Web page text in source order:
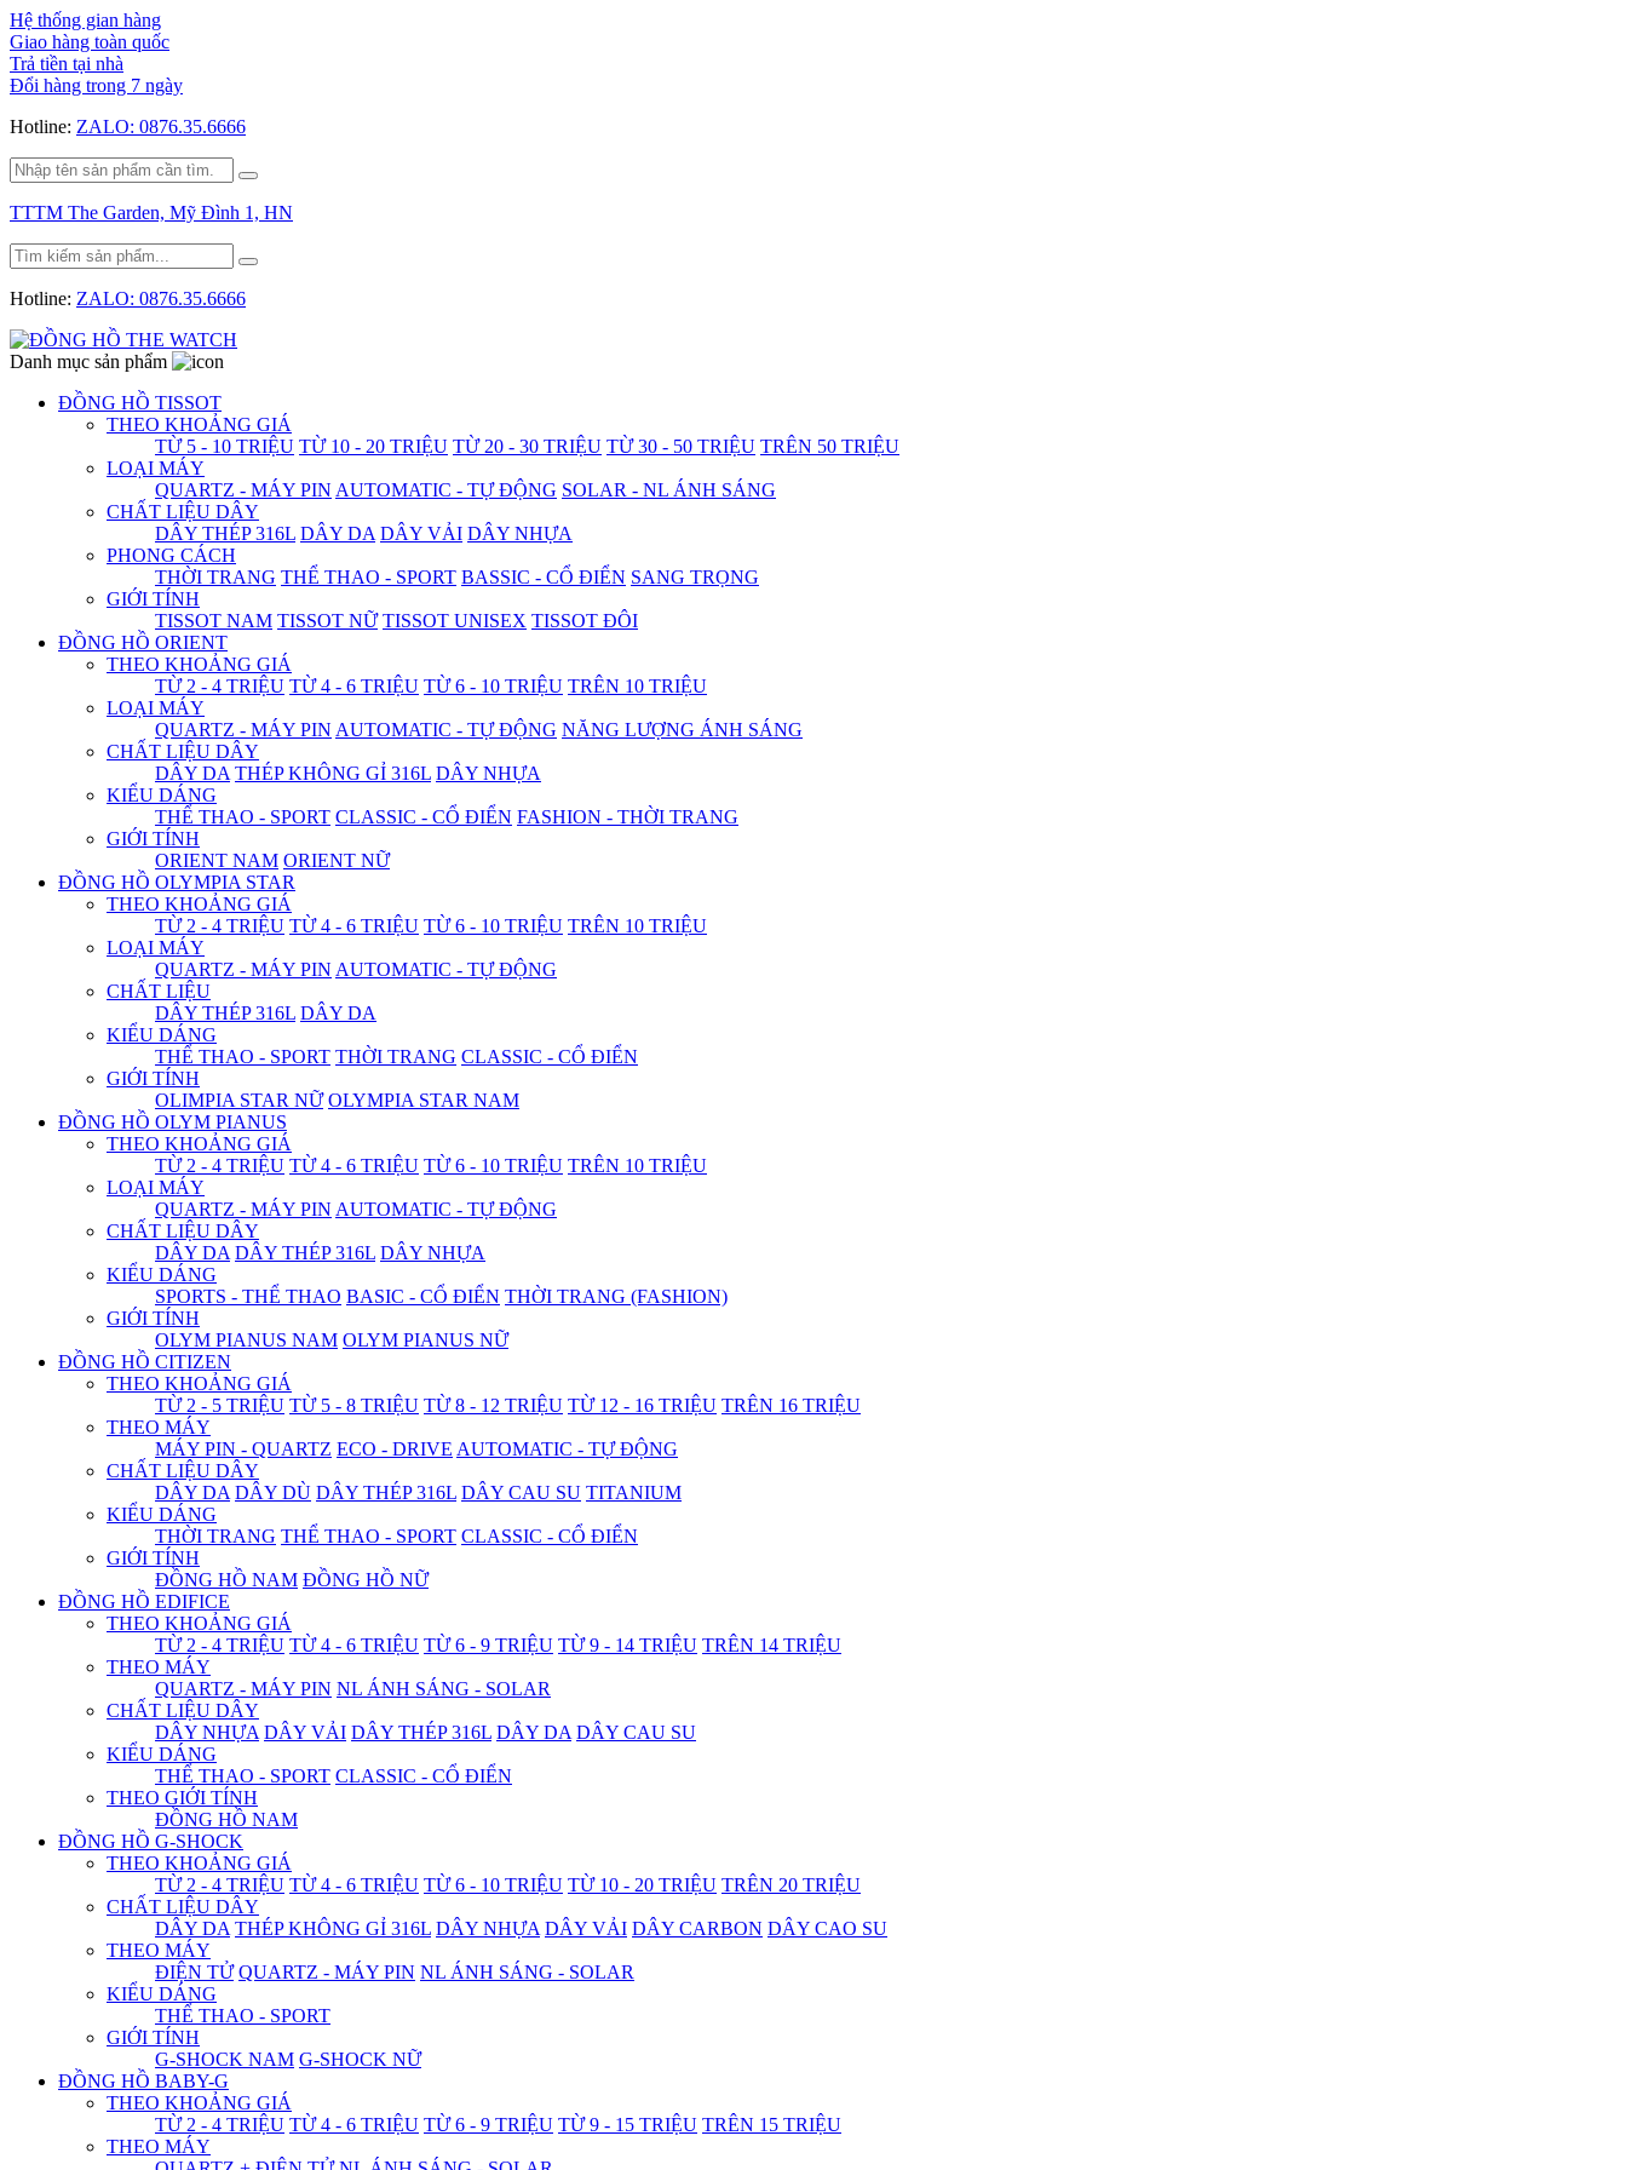
Hệ thống gian hàng
Giao hàng toàn quốc
Trả tiền tại nhà
Đổi hàng trong 7 ngày
Hotline: ZALO: 0876.35.6666
TTTM The Garden, Mỹ Đình 1, HN
Hotline: ZALO: 0876.35.6666
Danh mục sản phẩm
ĐỒNG HỒ TISSOT
THEO KHOẢNG GIÁ
TỪ 5 - 10 TRIỆU TỪ 10 - 20 TRIỆU TỪ 20 - 30 TRIỆU TỪ 30 - 50 TRIỆU TRÊN 50 TRIỆU
LOẠI MÁY
QUARTZ - MÁY PIN AUTOMATIC - TỰ ĐỘNG SOLAR - NL ÁNH SÁNG
CHẤT LIỆU DÂY
DÂY THÉP 316L DÂY DA DÂY VẢI DÂY NHỰA
PHONG CÁCH
THỜI TRANG THỂ THAO - SPORT BASSIC - CỔ ĐIỂN SANG TRỌNG
GIỚI TÍNH
TISSOT NAM TISSOT NỮ TISSOT UNISEX TISSOT ĐÔI
ĐỒNG HỒ ORIENT
THEO KHOẢNG GIÁ
TỪ 2 - 4 TRIỆU TỪ 4 - 6 TRIỆU TỪ 6 - 10 TRIỆU TRÊN 10 TRIỆU
LOẠI MÁY
QUARTZ - MÁY PIN AUTOMATIC - TỰ ĐỘNG NĂNG LƯỢNG ÁNH SÁNG
CHẤT LIỆU DÂY
DÂY DA THÉP KHÔNG GỈ 316L DÂY NHỰA
KIỂU DÁNG
THỂ THAO - SPORT CLASSIC - CỔ ĐIỂN FASHION - THỜI TRANG
GIỚI TÍNH
ORIENT NAM ORIENT NỮ
ĐỒNG HỒ OLYMPIA STAR
THEO KHOẢNG GIÁ
TỪ 2 - 4 TRIỆU TỪ 4 - 6 TRIỆU TỪ 6 - 10 TRIỆU TRÊN 10 TRIỆU
LOẠI MÁY
QUARTZ - MÁY PIN AUTOMATIC - TỰ ĐỘNG
CHẤT LIỆU
DÂY THÉP 316L DÂY DA
KIỂU DÁNG
THỂ THAO - SPORT THỜI TRANG CLASSIC - CỔ ĐIỂN
GIỚI TÍNH
OLIMPIA STAR NỮ OLYMPIA STAR NAM
ĐỒNG HỒ OLYM PIANUS
THEO KHOẢNG GIÁ
TỪ 2 - 4 TRIỆU TỪ 4 - 6 TRIỆU TỪ 6 - 10 TRIỆU TRÊN 10 TRIỆU
LOẠI MÁY
QUARTZ - MÁY PIN AUTOMATIC - TỰ ĐỘNG
CHẤT LIỆU DÂY
DÂY DA DÂY THÉP 316L DÂY NHỰA
KIỂU DÁNG
SPORTS - THỂ THAO BASIC - CỔ ĐIỂN THỜI TRANG (FASHION)
GIỚI TÍNH
OLYM PIANUS NAM OLYM PIANUS NỮ
ĐỒNG HỒ CITIZEN
THEO KHOẢNG GIÁ
TỪ 2 - 5 TRIỆU TỪ 5 - 8 TRIỆU TỪ 8 - 12 TRIỆU TỪ 12 - 16 TRIỆU TRÊN 16 TRIỆU
THEO MÁY
MÁY PIN - QUARTZ ECO - DRIVE AUTOMATIC - TỰ ĐỘNG
CHẤT LIỆU DÂY
DÂY DA DÂY DÙ DÂY THÉP 316L DÂY CAU SU TITANIUM
KIỂU DÁNG
THỜI TRANG THỂ THAO - SPORT CLASSIC - CỔ ĐIỂN
GIỚI TÍNH
ĐỒNG HỒ NAM ĐỒNG HỒ NỮ
ĐỒNG HỒ EDIFICE
THEO KHOẢNG GIÁ
TỪ 2 - 4 TRIỆU TỪ 4 - 6 TRIỆU TỪ 6 - 9 TRIỆU TỪ 9 - 14 TRIỆU TRÊN 14 TRIỆU
THEO MÁY
QUARTZ - MÁY PIN NL ÁNH SÁNG - SOLAR
CHẤT LIỆU DÂY
DÂY NHỰA DÂY VẢI DÂY THÉP 316L DÂY DA DÂY CAU SU
KIỂU DÁNG
THỂ THAO - SPORT CLASSIC - CỔ ĐIỂN
THEO GIỚI TÍNH
ĐỒNG HỒ NAM
ĐỒNG HỒ G-SHOCK
THEO KHOẢNG GIÁ
TỪ 2 - 4 TRIỆU TỪ 4 - 6 TRIỆU TỪ 6 - 10 TRIỆU TỪ 10 - 20 TRIỆU TRÊN 20 TRIỆU
CHẤT LIỆU DÂY
DÂY DA THÉP KHÔNG GỈ 316L DÂY NHỰA DÂY VẢI DÂY CARBON DÂY CAO SU
THEO MÁY
ĐIỆN TỬ QUARTZ - MÁY PIN NL ÁNH SÁNG - SOLAR
KIỂU DÁNG
THỂ THAO - SPORT
GIỚI TÍNH
G-SHOCK NAM G-SHOCK NỮ
ĐỒNG HỒ BABY-G
THEO KHOẢNG GIÁ
TỪ 2 - 4 TRIỆU TỪ 4 - 6 TRIỆU TỪ 6 - 9 TRIỆU TỪ 9 - 15 TRIỆU TRÊN 15 TRIỆU
THEO MÁY